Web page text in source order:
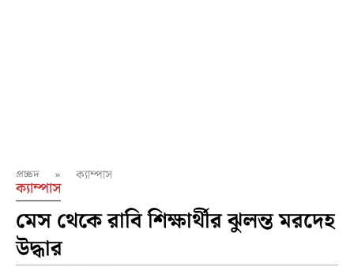
প্রচ্ছদ » ক্যাম্পাস
ক্যাম্পাস
মেস থেকে রাবি শিক্ষার্থীর ঝুলন্ত মরদেহ
উদ্ধার